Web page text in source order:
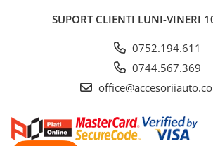
Suporti Telefon Auto
SUPORT CLIENTI LUNI-VINERI
0752.194.611
0744.567.369